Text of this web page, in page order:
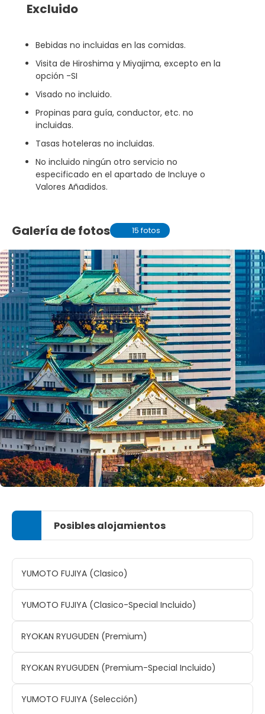
Excluido
Bebidas no incluidas en las comidas.
Visita de Hiroshima y Miyajima, excepto en la
opción -SI
Visado no incluido.
Propinas para guía, conductor, etc. no
incluidas.
Tasas hoteleras no incluidas.
No incluido ningún otro servicio no
especificado en el apartado de Incluye o
Valores Añadidos.
Galería de fotos 15 fotos
Posibles alojamientos
YUMOTO FUJIYA (Clasico)
YUMOTO FUJIYA (Clasico-Special Incluido)
RYOKAN RYUGUDEN (Premium)
RYOKAN RYUGUDEN (Premium-Special Incluido)
YUMOTO FUJIYA (Selección)